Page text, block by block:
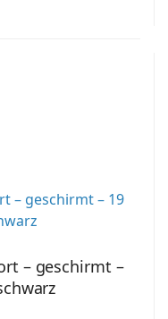
– geschirmt –